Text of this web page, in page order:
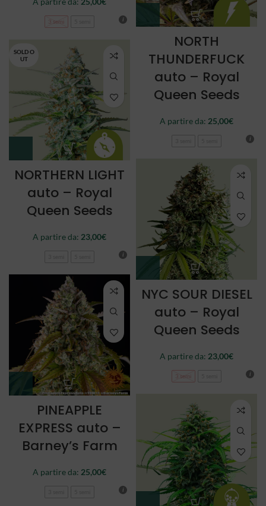
3 semi
NORTH
THUNDERFUCK
auto – Royal
Queen Seeds
A partire da: 25,00€
SOLD O
UT
NORTHERN LIGHT
auto – Royal
Queen Seeds
A partire da: 23,00€
NYC SOUR DIESEL
auto – Royal
Queen Seeds
A partire da: 23,00€
3 semi
PINEAPPLE
EXPRESS auto –
Barney’s Farm
A partire da: 25,00€